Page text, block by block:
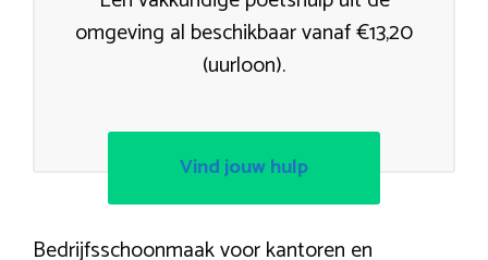
omgeving al beschikbaar vanaf €13,20
(uurloon).
Vind jouw hulp
Bedrijfsschoonmaak voor kantoren en